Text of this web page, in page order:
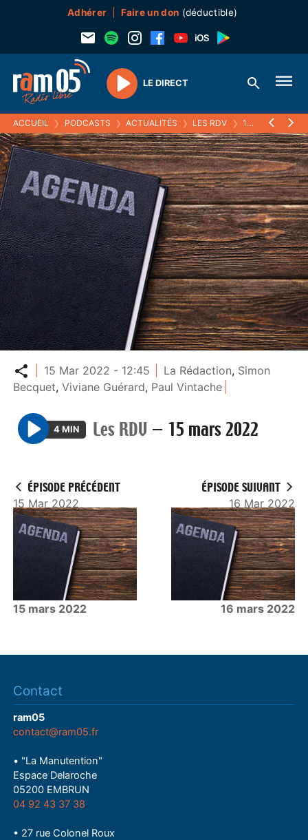
Adhérer Faire un don (déductible)
Play
LE DIRECT
ACCUEIL ❯ PODCASTS ❯ ACTUALITÉS ❯ LES RDV ❯ 15 MARS 2022
Partager
15 Mar 2022 - 12:45 La Rédaction, Simon
Becquet,Viviane Guérard, Paul Vintache
P
y
4 MIN Les RDV — 15 mars 2022
ÉPISODE PRÉCÉDENT
15 Mar 2022
15 mars 2022
ÉPISODE SUIVANT
16 Mar 2022
16 mars 2022
Contact
ram05
contact@ram05.fr
• "La Manutention"
Espace Delaroche
05200 EMBRUN
04 92 43 37 38
• 27 rue Colonel Roux